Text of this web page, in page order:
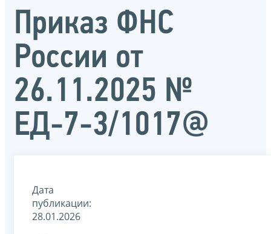
Приказ ФНС
России от
26.11.2025 №
ЕД-7-3/1017@
Дата
публикации:
28.01.2026